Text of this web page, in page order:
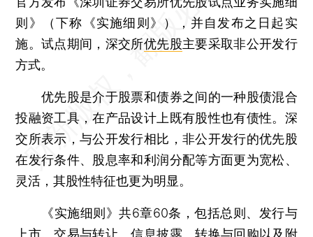
则》（下称《实施细则》），并自发布之日起实
施。试点期间，深交所优先股主要采取非公开发行
方式。
优先股是介于股票和债券之间的一种股债混合
投融资工具，在产品设计上既有股性也有债性。深
交所表示，与公开发行相比，非公开发行的优先股
在发行条件、股息率和利润分配等方面更为宽松、
灵活，其股性特征也更为明显。
《实施细则》共6章60条，包括总则、发行与
上市、交易与转让、信息披露、转换与回购以及附